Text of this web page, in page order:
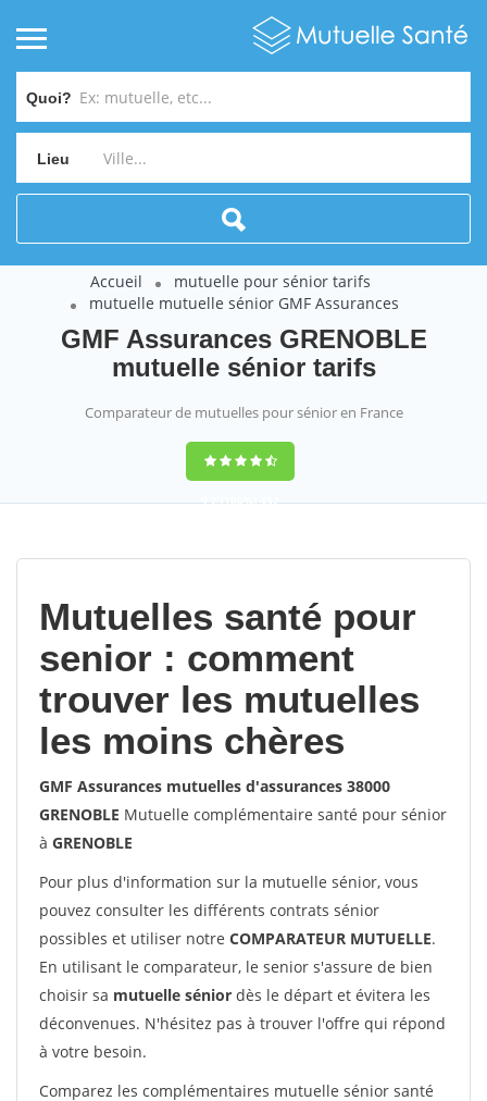
Quoi?
Lieu
Accueil
mutuelle pour sénior tarifs
mutuelle mutuelle sénior GMF Assurances
GMF Assurances GRENOBLE
mutuelle sénior tarifs
Comparateur de mutuelles pour sénior en France
9,2(100%)452
Mutuelles santé pour
senior : comment
trouver les mutuelles
les moins chères
GMF Assurances mutuelles d'assurances 38000
GRENOBLE Mutuelle complémentaire santé pour sénior
à GRENOBLE
Pour plus d'information sur la mutuelle sénior, vous
pouvez consulter les différents contrats sénior
possibles et utiliser notre COMPARATEUR MUTUELLE.
En utilisant le comparateur, le senior s'assure de bien
choisir sa mutuelle sénior dès le départ et évitera les
déconvenues. N'hésitez pas à trouver l'offre qui répond
à votre besoin.
Comparez les complémentaires mutuelle sénior santé